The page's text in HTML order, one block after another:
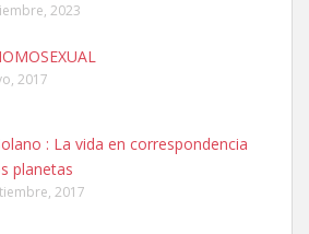
ninfa papillera, asustada tiene miedo a la
2023
2017
: La vida en correspondencia
planetas
2017